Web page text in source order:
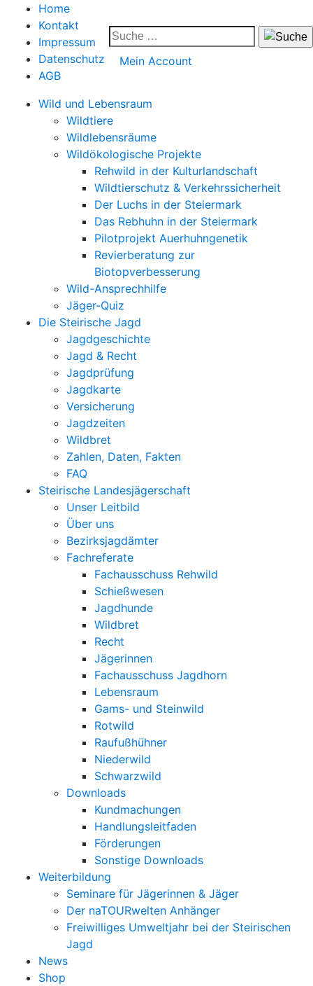
Home
Kontakt
Impressum
Datenschutz
AGB
Mein Account
Wild und Lebensraum
Wildtiere
Wildlebensräume
Wildökologische Projekte
Rehwild in der Kulturlandschaft
Wildtierschutz & Verkehrssicherheit
Der Luchs in der Steiermark
Das Rebhuhn in der Steiermark
Pilotprojekt Auerhuhngenetik
Revierberatung zur
Biotopverbesserung
Wild-Ansprechhilfe
Jäger-Quiz
Die Steirische Jagd
Jagdgeschichte
Jagd & Recht
Jagdprüfung
Jagdkarte
Versicherung
Jagdzeiten
Wildbret
Zahlen, Daten, Fakten
FAQ
Steirische Landesjägerschaft
Unser Leitbild
Über uns
Bezirksjagdämter
Fachreferate
Fachausschuss Rehwild
Schießwesen
Jagdhunde
Wildbret
Recht
Jägerinnen
Fachausschuss Jagdhorn
Lebensraum
Gams- und Steinwild
Rotwild
Raufußhühner
Niederwild
Schwarzwild
Downloads
Kundmachungen
Handlungsleitfaden
Förderungen
Sonstige Downloads
Weiterbildung
Seminare für Jägerinnen & Jäger
Der naTOURwelten Anhänger
Freiwilliges Umweltjahr bei der Steirischen
Jagd
News
Shop